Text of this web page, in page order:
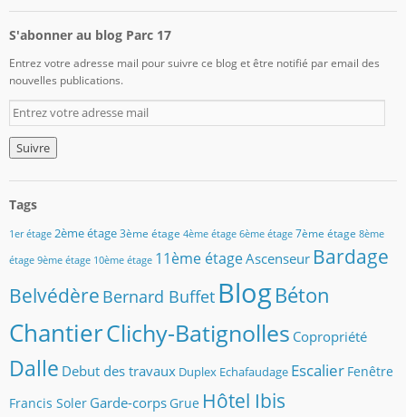
S'abonner au blog Parc 17
Entrez votre adresse mail pour suivre ce blog et être notifié par email des
nouvelles publications.
E
n
t
r
e
v
o
r
a
r
s
e
Tags
1er étage 2ème étage 3ème étage 4ème étage 6ème étage 7ème étage 8ème
étage 9ème étage 10ème étage 11ème étageAscenseur Bardage
Belvédère Bernard Buffet BlogBéton
ChantierClichy-Batignolles Copropriété
Dalle Debut des travaux Duplex Echafaudage Escalier Fenêtre
Francis Soler Garde-corpsGrue Hôtel Ibis